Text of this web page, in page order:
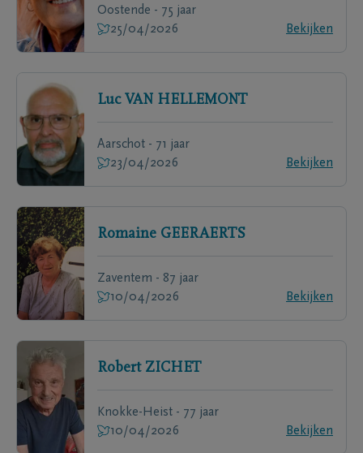
Oostende - 75 jaar
25/04/2026
Bekijken
Luc VAN HELLEMONT
Aarschot - 71 jaar
23/04/2026
Bekijken
Romaine GEERAERTS
Zaventem - 87 jaar
10/04/2026
Bekijken
Robert ZICHET
Knokke-Heist - 77 jaar
10/04/2026
Bekijken